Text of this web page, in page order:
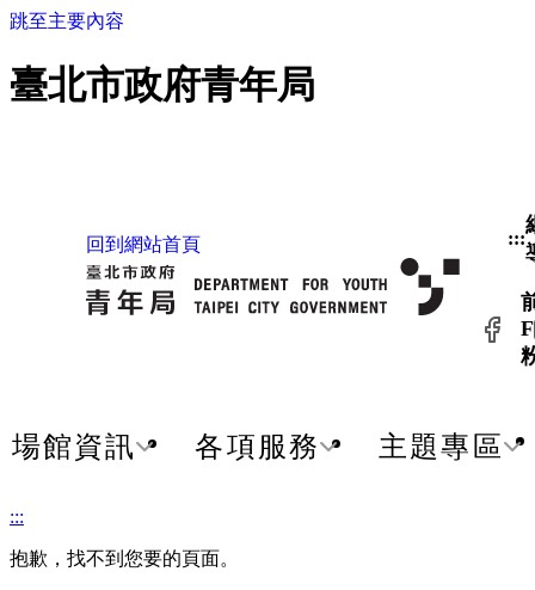
跳至主要內容
臺北市政府青年局
回到網站首頁 :::
場館資訊 各項服務 主題專區
:::
抱歉，找不到您要的頁面。